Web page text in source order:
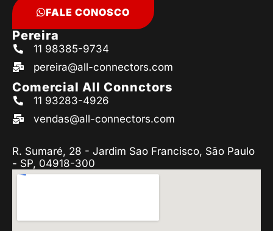
FALE CONOSCO
Pereira
11 98385-9734
pereira@all-connectors.com
Comercial All Connctors
11 93283-4926
vendas@all-connectors.com
R. Sumaré, 28 - Jardim Sao Francisco, São Paulo
- SP, 04918-300